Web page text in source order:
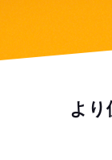
より